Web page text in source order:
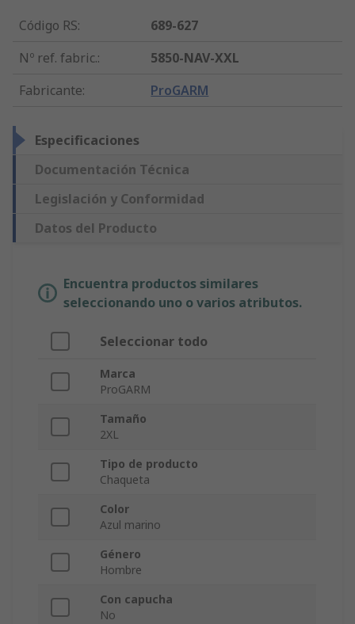
Código RS:
689-627
Nº ref. fabric.:
5850-NAV-XXL
Fabricante: ProGARM
Especificaciones
Documentación Técnica
Legislación y Conformidad
Datos del Producto
Encuentra productos similares
seleccionando uno o varios atributos.
Seleccionar todo
Marca
ProGARM
Tamaño
2XL
Tipo de producto
Chaqueta
Color
Azul marino
Género
Hombre
Con capucha
No